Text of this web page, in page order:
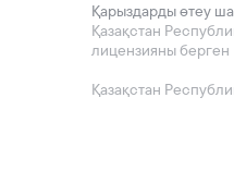
Қазақстан
лицензияны
Қазақстан
Қарыздарды өтеу